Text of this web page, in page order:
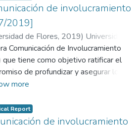
de involucramiento
2019]
de Flores, 2019) Universidad
;Arias, Natalia Soledad;Fische,
Comunicación de Involucramiento
que tiene como objetivo ratificar el
de profundizar y asegurar los
Humanos y demás principios de
de los Objetivos del
Sostenible.
more
Report
de involucramiento